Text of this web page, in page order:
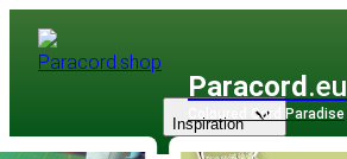
Paracord .eu
Coloured Cord Paradise
Inspiration